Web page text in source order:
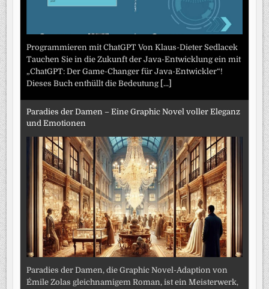
Programmieren mit ChatGPT Von Klaus-Dieter Sedlacek
Tauchen Sie in die Zukunft der Java-Entwicklung ein mit
„ChatGPT: Der Game-Changer für Java-Entwickler“!
Dieses Buch enthüllt die Bedeutung [...]
Paradies der Damen – Eine Graphic Novel voller Eleganz
und Emotionen
Paradies der Damen, die Graphic Novel-Adaption von
Émile Zolas gleichnamigem Roman, ist ein Meisterwerk,